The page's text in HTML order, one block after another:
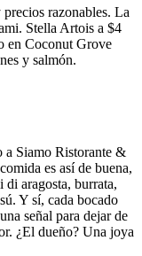
razonables. La
Stella Artois a $4
en Coconut Grove
y salmón.
a Siamo Ristorante &
es así de buena,
di aragosta, burrata,
Y sí, cada bocado
señal para dejar de
¿El dueño? Una joya